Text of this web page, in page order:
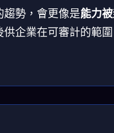
勢，會更像是能力
供企業在可審計的範